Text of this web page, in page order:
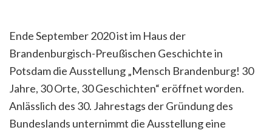
Ende September 2020 ist im Haus der
Brandenburgisch-Preußischen Geschichte in
Potsdam die Ausstellung „Mensch Brandenburg! 30
Jahre, 30 Orte, 30 Geschichten“ eröffnet worden.
Anlässlich des 30. Jahrestags der Gründung des
Bundeslands unternimmt die Ausstellung eine